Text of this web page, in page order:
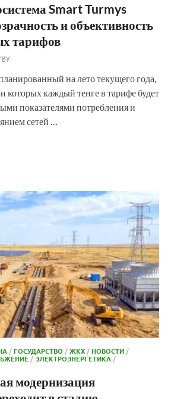
Smart Turmys
и объективность
тарифов
на лето текущего года,
которых каждый тенге в тарифе будет
показателями потребления и
сетей …
/ГОСУДАРСТВО /ЖКХ /НОВОСТИ /
/ЭЛЕКТРОЭНЕРГЕТИКА /
модернизация